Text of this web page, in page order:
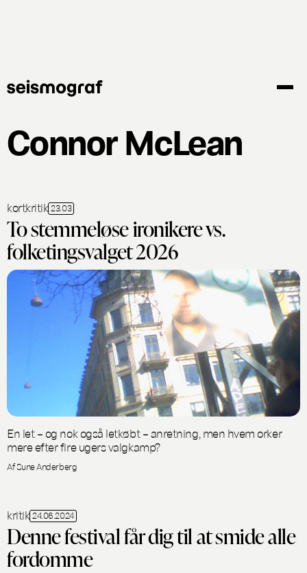
Connor McLean
kortkritik 23.03
To stemmeløse ironikere vs.
folketingsvalget 2026
En let – og nok også letkøbt – anretning, men hvem orker
mere efter fire ugers valgkamp?
Af Sune Anderberg
kritik 24.06.2024
Denne festival får dig til at smide alle
fordomme